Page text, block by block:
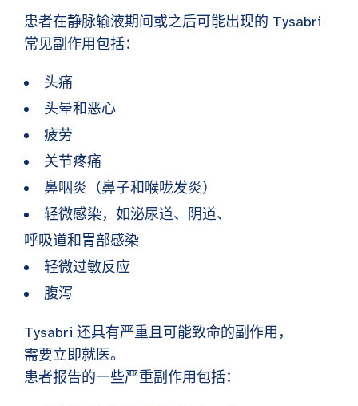
患者在静脉输液期间或之后可能出现的 Tysabri
常见副作用包括：
头痛
头晕和恶心
疲劳
关节疼痛
鼻咽炎（鼻子和喉咙发炎）
轻微感染，如泌尿道、阴道、
呼吸道和胃部感染
轻微过敏反应
腹泻
Tysabri 还具有严重且可能致命的副作用，
需要立即就医。
患者报告的一些严重副作用包括：